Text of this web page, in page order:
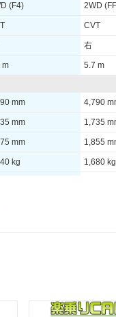
(F4) 2WD
CVT
右
m 5.7 m
mm 4,790
mm 1,735
mm 1,855
kg 1,680 kg
-